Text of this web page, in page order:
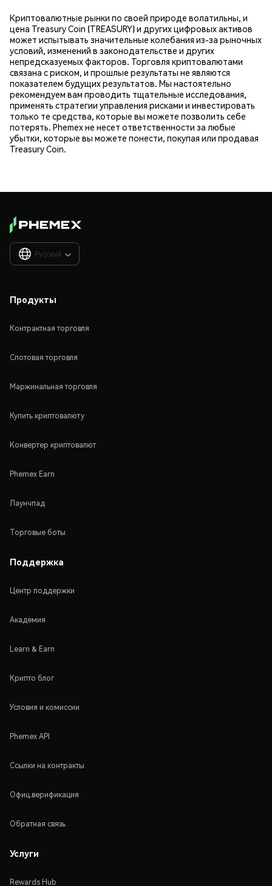
Криптовалютные рынки по своей природе волатильны, и
цена Treasury Coin (TREASURY) и других цифровых активов
может испытывать значительные колебания из-за рыночных
условий, изменений в законодательстве и других
непредсказуемых факторов. Торговля криптовалютами
связана с риском, и прошлые результаты не являются
показателем будущих результатов. Мы настоятельно
рекомендуем вам проводить тщательные исследования,
применять стратегии управления рисками и инвестировать
только те средства, которые вы можете позволить себе
потерять. Phemex не несет ответственности за любые
убытки, которые вы можете понести, покупая или продавая
Treasury Coin.
Русский 
Продукты
Контрактная торговля
Спотовая торговля
Маржинальная торговля
Купить криптовалюту
Конвертер криптовалют
Phemex Earn
Лаунчпад
Торговые боты
Поддержка
Центр поддержки
Академия
Learn & Earn
Крипто блог
Условия и комиссии
Phemex API
Ссылки на контракты
Офиц.верификация
Обратная связь
Услуги
Rewards Hub